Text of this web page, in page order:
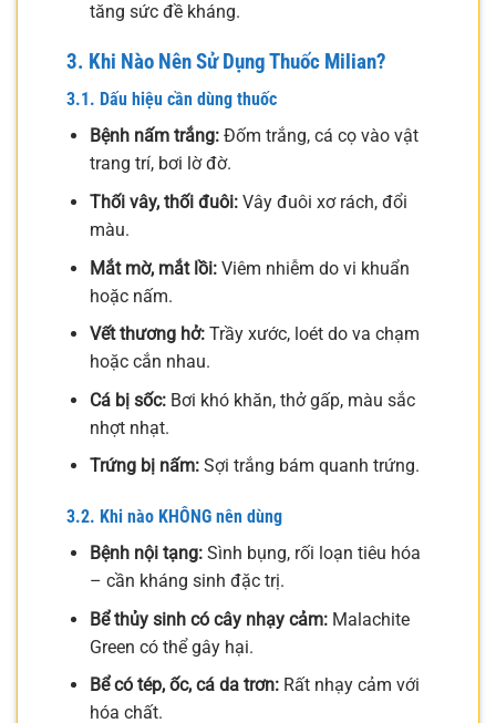
tăng sức đề kháng.
3. Khi Nào Nên Sử Dụng Thuốc Milian?
3.1. Dấu hiệu cần dùng thuốc
Bệnh nấm trắng:Đốm trắng, cá cọ vào vật
trang trí, bơi lờ đờ.
Thối vây, thối đuôi:Vây đuôi xơ rách, đổi
màu.
Mắt mờ, mắt lồi:Viêm nhiễm do vi khuẩn
hoặc nấm.
Vết thương hở:Trầy xước, loét do va chạm
hoặc cắn nhau.
Cá bị sốc:Bơi khó khăn, thở gấp, màu sắc
nhợt nhạt.
Trứng bị nấm:Sợi trắng bám quanh trứng.
3.2. Khi nào KHÔNG nên dùng
Bệnh nội tạng:Sình bụng, rối loạn tiêu hóa
– cần kháng sinh đặc trị.
Bể thủy sinh có cây nhạy cảm:Malachite
Green có thể gây hại.
Bể có tép, ốc, cá da trơn:Rất nhạy cảm với
hóa chất.